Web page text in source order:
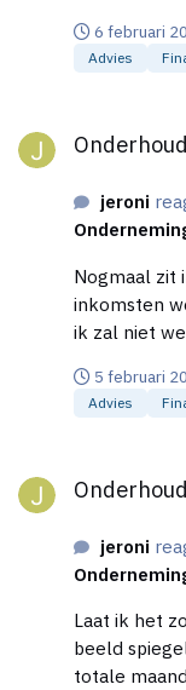
een
briefpapier en
verdere
moet ik
of niet,maar
jullie
auto,moet
kan ik altijd
6 februari
Advies
jeroni
Nogmaal zit
inkomsten
ik zal niet
5 februari
Advies
jeroni
Laat ik het
beeld spiegelen, Kunnen jullie mij
totale maandlasten